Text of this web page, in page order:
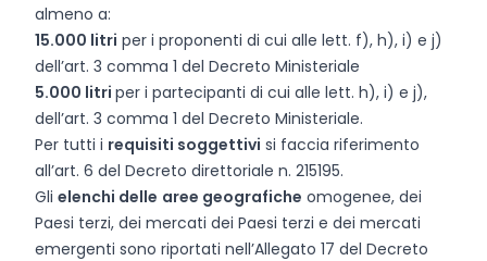
almeno a:
15.000 litri per i proponenti di cui alle lett. f), h), i) e j)
dell’art. 3 comma 1 del Decreto Ministeriale
5.000 litri per i partecipanti di cui alle lett. h), i) e j),
dell’art. 3 comma 1 del Decreto Ministeriale.
Per tutti i requisiti soggettivi si faccia riferimento
all’art. 6 del Decreto direttoriale n. 215195.
Gli elenchi delle aree geografiche omogenee, dei
Paesi terzi, dei mercati dei Paesi terzi e dei mercati
emergenti sono riportati nell’Allegato 17 del Decreto